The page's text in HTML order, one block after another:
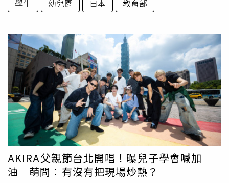
學生
幼兒園 日本 教育部
AKIRA父親節台北開唱！曝兒子學會喊加
油 萌問：有沒有把現場炒熱？